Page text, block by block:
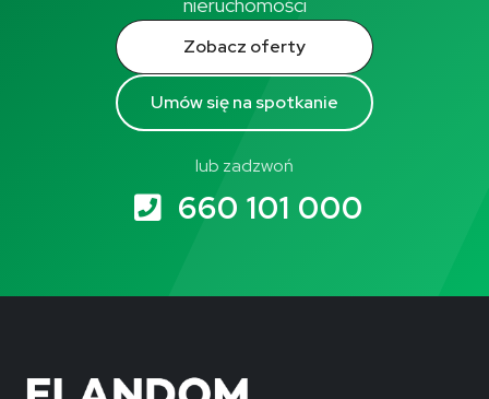
nieruchomości
Zobacz oferty
Umów się na spotkanie
lub zadzwoń
660 101 000